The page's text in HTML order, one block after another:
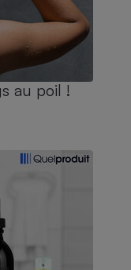
au poil !